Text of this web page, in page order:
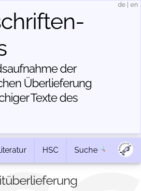
der
Über­lieferung
Texte des
de en
HSC Suche